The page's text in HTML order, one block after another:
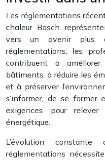
Les réglementations
chaleur Bosch
vers un avenir plus
réglementations, les
contribuent à améliorer
bâtiments, à réduire les
et à préserver
s’informer, de se former
exigences pour
énergétique.
L’évolution
réglementations